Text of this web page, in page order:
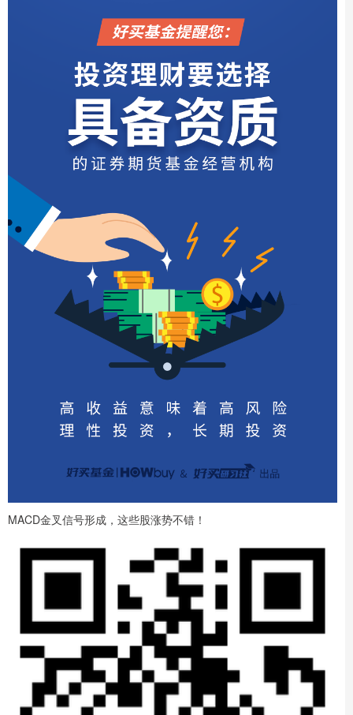
MACD金叉信号形成，这些股涨势不错！